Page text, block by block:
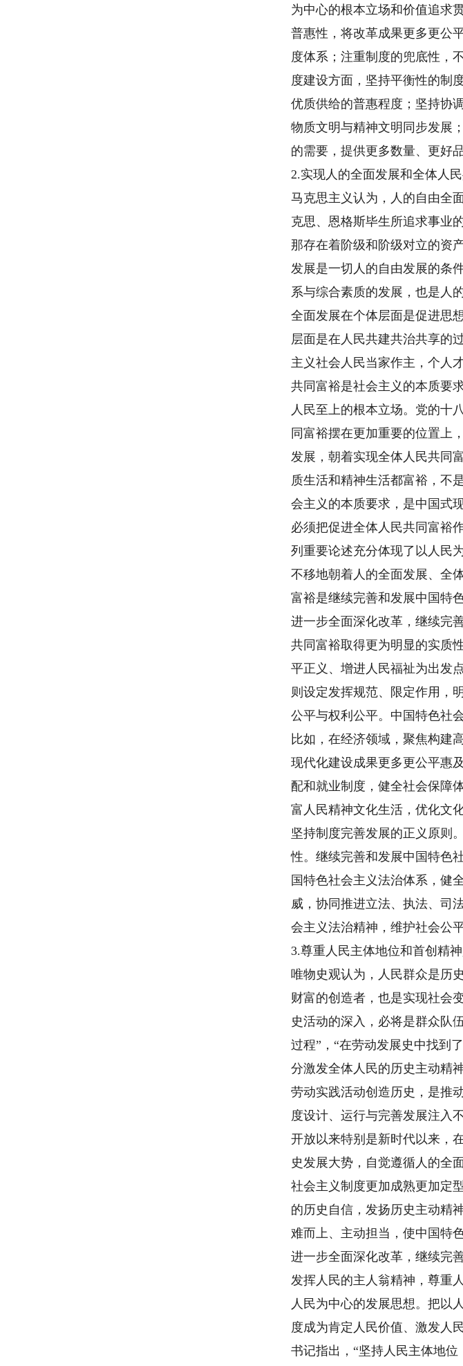
为中心的根本立场和价值追求
普惠性，将改革成果更多更公
度体系；注重制度的兜底性，
度建设方面，坚持平衡性的制
优质供给的普惠程度；坚持协
物质文明与精神文明同步发展
的需要，提供更多数量、更好
2.实现人的全面发展和全体人
马克思主义认为，人的自由全
克思、恩格斯毕生所追求事业
那存在着阶级和阶级对立的资
发展是一切人的自由发展的条
系与综合素质的发展，也是人
全面发展在个体层面是促进思
层面是在人民共建共治共享的
主义社会人民当家作主，个人
共同富裕是社会主义的本质要
人民至上的根本立场。党的十
同富裕摆在更加重要的位置上
发展，朝着实现全体人民共同
质生活和精神生活都富裕，不
会主义的本质要求，是中国式
必须把促进全体人民共同富裕
列重要论述充分体现了以人民
不移地朝着人的全面发展、全
富裕是继续完善和发展中国特
进一步全面深化改革，继续完
共同富裕取得更为明显的实质
平正义、增进人民福祉为出发
则设定发挥规范、限定作用，
公平与权利公平。中国特色社
比如，在经济领域，聚焦构建
现代化建设成果更多更公平惠
配和就业制度，健全社会保障
富人民精神文化生活，优化文
坚持制度完善发展的正义原则
性。继续完善和发展中国特色
国特色社会主义法治体系，健
威，协同推进立法、执法、司
会主义法治精神，维护社会公
3.尊重人民主体地位和首创精
唯物史观认为，人民群众是历
财富的创造者，也是实现社会
史活动的深入，必将是群众队
过程”，“在劳动发展史中找到
分激发全体人民的历史主动精
劳动实践活动创造历史，是推
度设计、运行与完善发展注入
开放以来特别是新时代以来，
史发展大势，自觉遵循人的全
社会主义制度更加成熟更加定
的历史自信，发扬历史主动精
难而上、主动担当，使中国特
进一步全面深化改革，继续完
发挥人民的主人翁精神，尊重
人民为中心的发展思想。把以
度成为肯定人民价值、激发人
书记指出，“坚持人民主体地